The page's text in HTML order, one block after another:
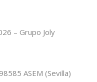
– Grupo Joly
ASEM (Sevilla)